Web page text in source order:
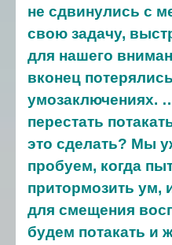
не сдвинулись с
свою задачу,
для нашего
вконец
умозаключениях.
перестать
это сделать? Мы
пробуем, когда
притормозить ум,
для смещения
будем потакать и